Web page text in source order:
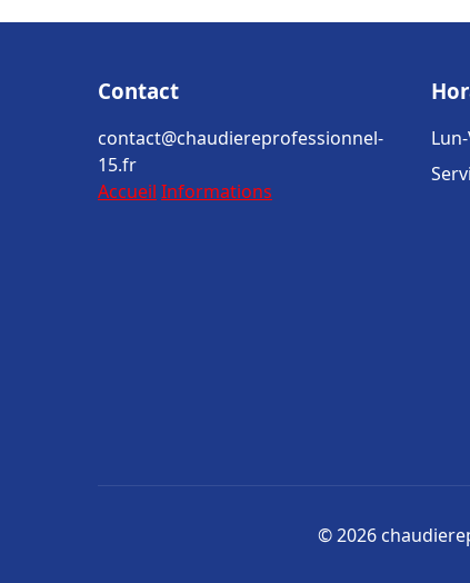
Contact
contact@chaudiereprofessionnel-
15.fr
Accueil Informations
© 2026